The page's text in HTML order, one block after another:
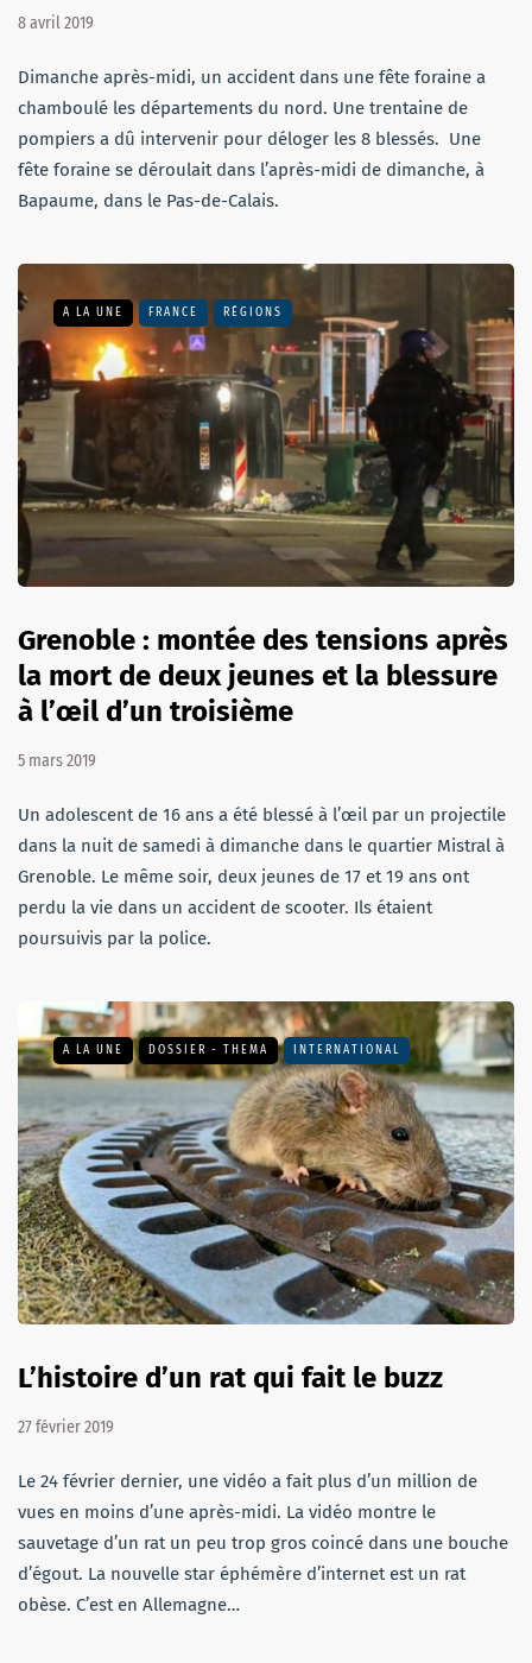
8 avril 2019
Dimanche après-midi, un accident dans une fête foraine a
chamboulé les départements du nord. Une trentaine de
pompiers a dû intervenir pour déloger les 8 blessés. Une
fête foraine se déroulait dans l’après-midi de dimanche, à
Bapaume, dans le Pas-de-Calais.
A LA UNE FRANCE RÉGIONS
Grenoble : montée des tensions après
la mort de deux jeunes et la blessure
à l’œil d’un troisième
5 mars 2019
Un adolescent de 16 ans a été blessé à l’œil par un projectile
dans la nuit de samedi à dimanche dans le quartier Mistral à
Grenoble. Le même soir, deux jeunes de 17 et 19 ans ont
perdu la vie dans un accident de scooter. Ils étaient
poursuivis par la police.
A LA UNE DOSSIER - THEMA INTERNATIONAL
L’histoire d’un rat qui fait le buzz
27 février 2019
Le 24 février dernier, une vidéo a fait plus d’un million de
vues en moins d’une après-midi. La vidéo montre le
sauvetage d’un rat un peu trop gros coincé dans une bouche
d’égout. La nouvelle star éphémère d’internet est un rat
obèse. C’est en Allemagne…